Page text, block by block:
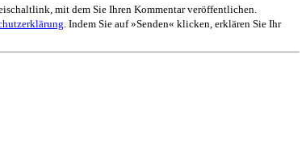
mit dem Sie Ihren Kommentar veröffentlichen.
. Indem Sie auf »Senden« klicken, erklären Sie Ihr